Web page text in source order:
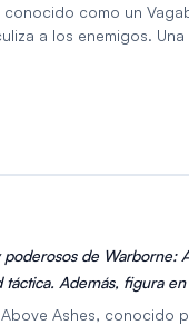
como un
a los enemigos.
es una opción
clave.
de Warborne:
Además, figura
Ashes, conocido